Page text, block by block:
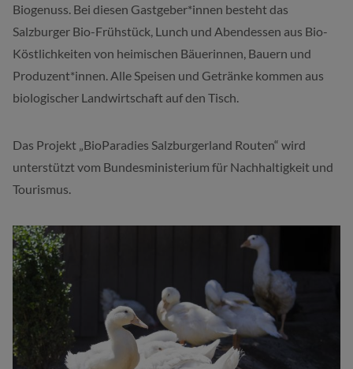
Biogenuss. Bei diesen Gastgeber*innen besteht das
Salzburger Bio-Frühstück, Lunch und Abendessen aus Bio-
Köstlichkeiten von heimischen Bäuerinnen, Bauern und
Produzent*innen. Alle Speisen und Getränke kommen aus
biologischer Landwirtschaft auf den Tisch.
Das Projekt „BioParadies Salzburgerland Routen“ wird
unterstützt vom Bundesministerium für Nachhaltigkeit und
Tourismus.